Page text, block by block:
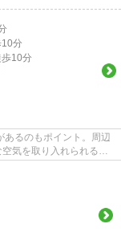
10分
歩10分
あるのもポイント。周辺
気を取り入れられる通